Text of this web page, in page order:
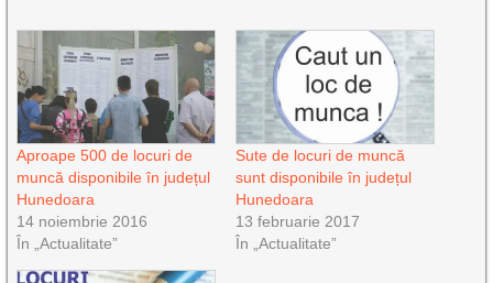
Aproape 500 de locuri de
muncă disponibile în județul
Hunedoara
14 noiembrie 2016
În „Actualitate”
Sute de locuri de muncă
sunt disponibile în județul
Hunedoara
13 februarie 2017
În „Actualitate”